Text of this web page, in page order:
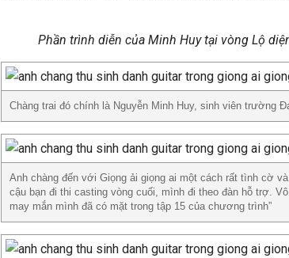
Phần trình diễn của Minh Huy tại vòng Lộ
Chàng trai đó chính là Nguyễn Minh Huy, sinh viên trường
Anh chàng đến với Giọng ải giọng ai một cách rất tình cờ
cậu bạn đi thi casting vòng cuối, mình đi theo đàn hỗ trợ.
may mắn mình đã có mặt trong tập 15 của chương trình”